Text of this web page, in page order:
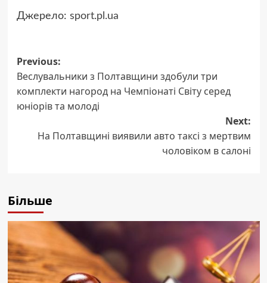
Джерело: sport.pl.ua
Post
navigation
Previous:
Веслувальники з Полтавщини здобули три
комплекти нагород на Чемпіонаті Світу серед
юніорів та молоді
Next:
На Полтавщині виявили авто таксі з мертвим
чоловіком в салоні
Більше